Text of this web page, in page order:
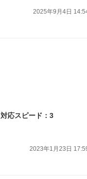
2025年9月4日
対応スピード：3
2023年1月23日